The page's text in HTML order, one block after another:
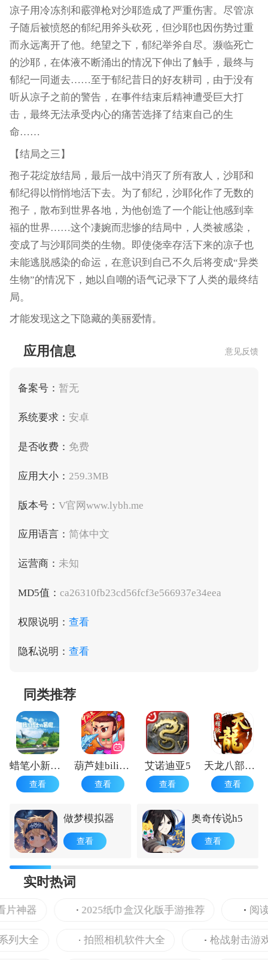
凉子用冷冻剂和霰弹枪对沙耶造成了严重伤害。尽管凉
子随后被愤怒的郁纪用斧头砍死，但沙耶也因伤势过重
而永远离开了他。绝望之下，郁纪举斧自尽。濒临死亡
的沙耶，在体液不断涌出的情况下伸出了触手，最终与
郁纪一同逝去……至于郁纪昔日的好友耕司，由于没有
听从凉子之前的警告，在事件结束后精神遭受巨大打
击，最终无法承受内心的痛苦选择了结束自己的生
命……
【结局之三】
孢子花绽放结局，最后一战中消灭了所有敌人，沙耶和
郁纪得以悄悄地活下去。为了郁纪，沙耶化作了无数的
孢子，散布到世界各地，为他创造了一个能让他感到幸
福的世界……这个凄婉而悲惨的结局中，人类被感染，
变成了与沙耶同类的生物。即使侥幸存活下来的凉子也
未能逃脱感染的命运，在意识到自己不久后将变成“异类
生物”的情况下，她以自嘲的语气记录下了人类的最终结
局。
才能发现这之下隐藏的美丽爱情。
应用信息 意见反馈
备案号： 暂无
系统要求： 安卓
是否收费： 免费
应用大小： 259.3MB
版本号： V官网www.lybh.me
应用语言： 简体中文
运营商： 未知
MD5值： ca26310fb23cd56fcf3e566937e34eea
权限说明： 查看
隐私说明： 查看
同类推荐
蜡笔小新我与博士的暑假中文版
查看
葫芦娃bilibili版
查看
艾诺迪亚5
查看
天龙八部荣耀版游戏
查看
做梦模拟器
查看
奥奇传说h5
查看
实时热词
器 2025纸巾盒汉化版手游推荐 阅读
大全 拍照相机软件大全 枪战射击游戏